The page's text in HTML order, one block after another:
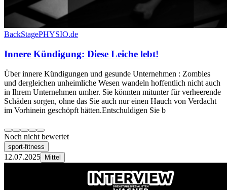
BackStagePHYSIO.de
Innere Kündigung: Diese Leiche lebt!
Über innere Kündigungen und gesunde Unternehmen : Zombies
und dergleichen unheimliche Wesen wandeln hoffentlich nicht auch
in Ihrem Unternehmen umher. Sie könnten mitunter für verheerende
Schäden sorgen, ohne das Sie auch nur einen Hauch von Verdacht
im Vorhinein geschöpft hätten.Entschuldigen Sie b
Noch nicht bewertet
sport-fitness
12.07.2025 Mittel